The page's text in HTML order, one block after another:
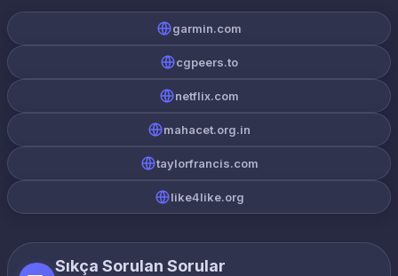
garmin.com
cgpeers.to
netflix.com
mahacet.org.in
taylorfrancis.com
like4like.org
Sıkça Sorulan Sorular